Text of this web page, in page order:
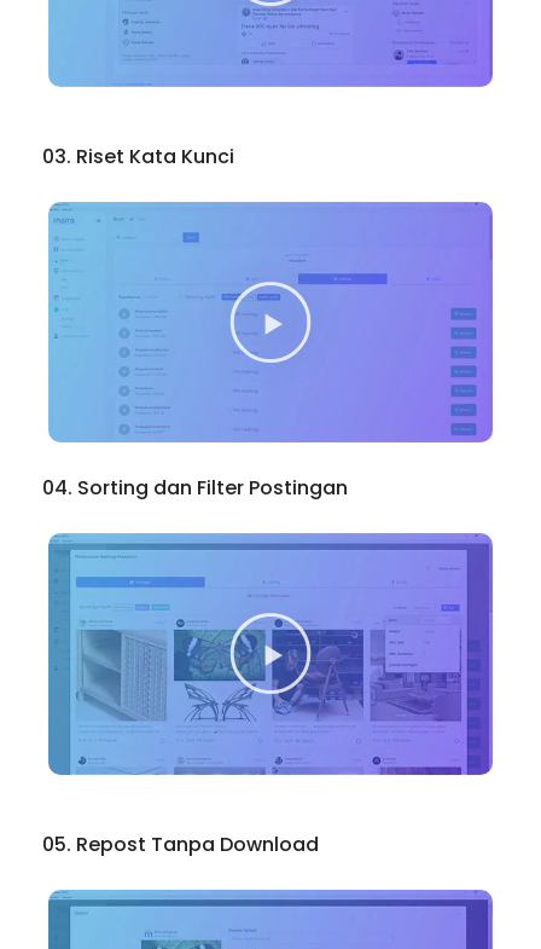
03. Riset Kata Kunci
04. Sorting dan Filter Postingan
05. Repost Tanpa Download